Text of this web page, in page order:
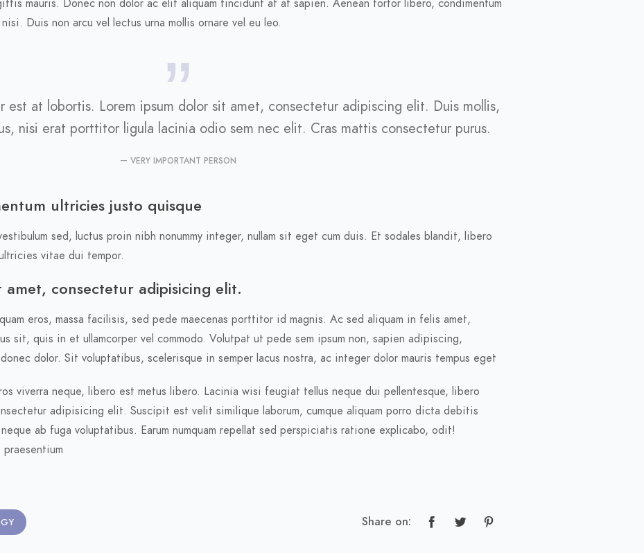
mauris. Donec non dolor ac elit aliquam tincidunt at at sapien. Aenean tortor libero, condimentum
Duis non arcu vel lectus urna mollis ornare vel eu leo.
est at lobortis. Lorem ipsum dolor sit amet, consectetur adipiscing elit. Duis mollis,
nisi erat porttitor ligula lacinia odio sem nec elit. Cras mattis consectetur purus.
VERY IMPORTANT PERSON
ultricies justo quisque
sed, luctus proin nibh nonummy integer, nullam sit eget cum duis. Et sodales blandit, libero
vitae dui tempor.
amet, consectetur adipisicing elit.
eros, massa facilisis, sed pede maecenas porttitor id magnis. Ac sed aliquam in felis amet,
sit, quis in et ullamcorper vel commodo. Volutpat ut pede sem ipsum non, sapien adipiscing,
dolor. Sit voluptatibus, scelerisque in semper lacus nostra, ac integer dolor mauris tempus eget
viverra neque, libero est metus libero. Lacinia wisi feugiat tellus neque dui pellentesque, libero
adipisicing elit. Suscipit est velit similique laborum, cumque aliquam porro dicta debitis
ab fuga voluptatibus. Earum numquam repellat sed perspiciatis ratione explicabo, odit!
Share on: